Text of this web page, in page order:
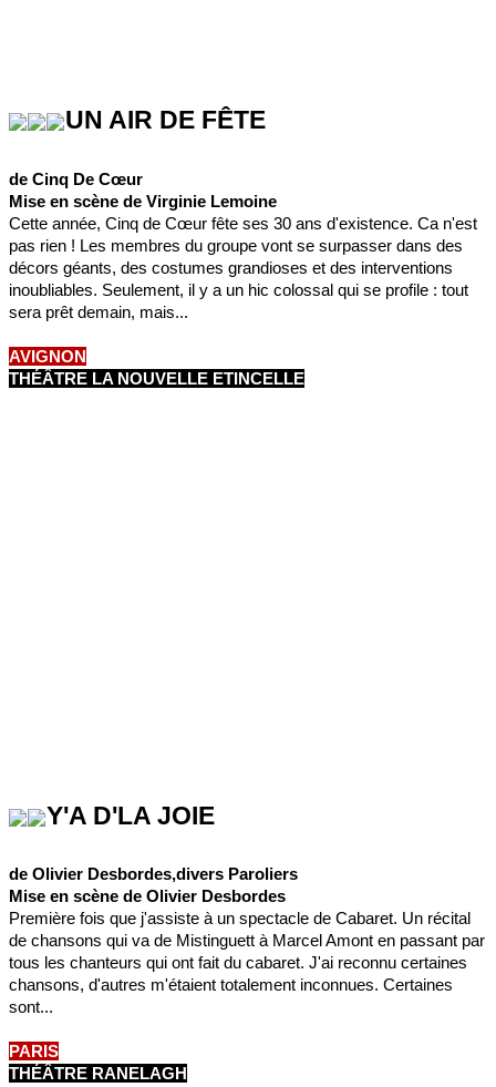
UN AIR DE FÊTE
de Cinq De Cœur
Mise en scène de Virginie Lemoine
Cette année, Cinq de Cœur fête ses 30 ans d'existence. Ca n'est
pas rien ! Les membres du groupe vont se surpasser dans des
décors géants, des costumes grandioses et des interventions
inoubliables. Seulement, il y a un hic colossal qui se profile : tout
sera prêt demain, mais...
AVIGNON
THÉÂTRE LA NOUVELLE ETINCELLE
Y'A D'LA JOIE
de Olivier Desbordes,divers Paroliers
Mise en scène de Olivier Desbordes
Première fois que j'assiste à un spectacle de Cabaret. Un récital
de chansons qui va de Mistinguett à Marcel Amont en passant par
tous les chanteurs qui ont fait du cabaret. J'ai reconnu certaines
chansons, d'autres m'étaient totalement inconnues. Certaines
sont...
PARIS
THÉÂTRE RANELAGH